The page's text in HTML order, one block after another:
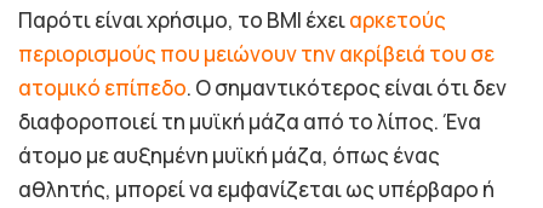
Παρότι είναι χρήσιμο, το BMI έχειαρκετούς
περιορισμούς που μειώνουν την ακρίβειά του σε
ατομικό επίπεδο. Ο σημαντικότερος είναι ότι δεν
διαφοροποιεί τη μυϊκή μάζα από το λίπος. Ένα
άτομο με αυξημένη μυϊκή μάζα, όπως ένας
αθλητής, μπορεί να εμφανίζεται ως υπέρβαρο ή